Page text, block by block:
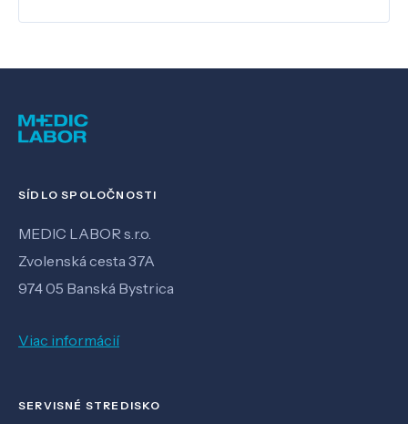
SÍDLO SPOLOČNOSTI
MEDIC LABOR s.r.o.
Zvolenská cesta 37A
974 05 Banská Bystrica
Viac informácií
SERVISNÉ STREDISKO